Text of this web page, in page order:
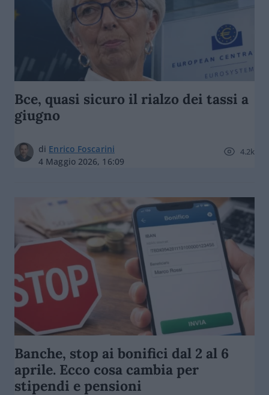
Bce, quasi sicuro il rialzo dei tassi a
giugno
di Enrico Foscarini
4 Maggio 2026, 16:09
4.2k
Banche, stop ai bonifici dal 2 al 6
aprile. Ecco cosa cambia per
stipendi e pensioni